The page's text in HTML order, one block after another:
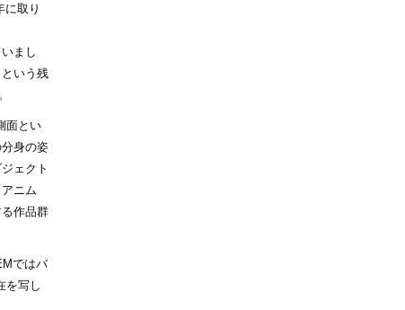
に取り
まし
いう残
面とい
身の姿
ェクト
ニム
作品群
ではバ
を写し